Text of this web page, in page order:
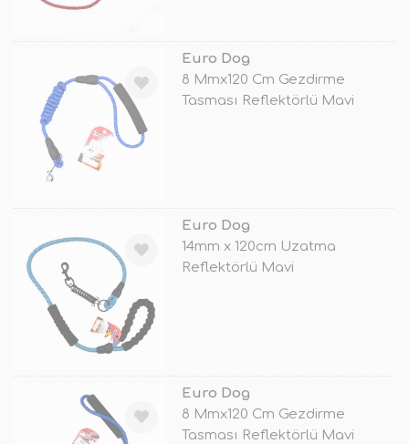
Euro Dog
8 Mmx120 Cm Gezdirme
Tasması Reflektörlü Mavi
Euro Dog
14mm x 120cm Uzatma
Reflektörlü Mavi
Euro Dog
8 Mmx120 Cm Gezdirme
Tasması Reflektörlü Mavi